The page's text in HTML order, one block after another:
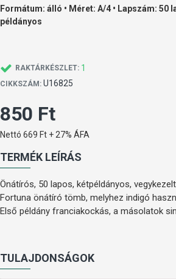
Formátum: álló • Méret: A/4 • Lapszám: 50
példányos
RAKTÁRKÉSZLET: 1
CIKKSZÁM: U16825
850 Ft
Nettó 669 Ft + 27% ÁFA
TERMÉK LEÍRÁS
Önátírós, 50 lapos, kétpéldányos,
Fortuna önátíró tömb, melyhez indigó
Első példány franciakockás, a másolatok
TULAJDONSÁGOK